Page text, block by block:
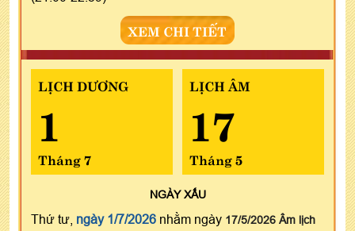
XEM CHI TIẾT
LỊCH DƯƠNG
1
Tháng 7
LỊCH ÂM
17
Tháng 5
NGÀYXẤU
Thứ tư, ngày 1/7/2026 nhằm ngày 17/5/2026 Âm lịch